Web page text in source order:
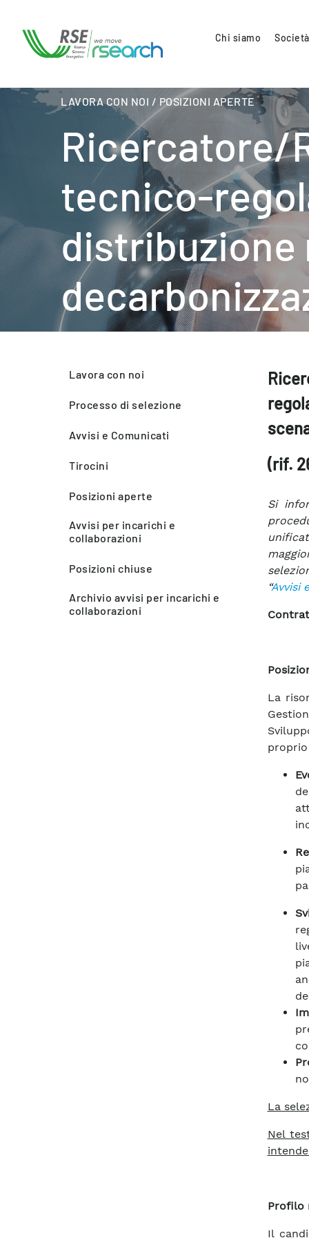
Chi siamo
LAVORA CON NOI / POSIZIONI APERTE
Ricercatore/
tecnico-
distribuzione
Lavora con noi
Processo di selezione
Avvisi e Comunicati
Tirocini
Posizioni aperte
Avvisi per incarichi e
collaborazioni
Posizioni chiuse
Archivio avvisi per incarichi e
collaborazioni
(rif.
Si
“Avvisi
La
La
Nel
Profilo
Il